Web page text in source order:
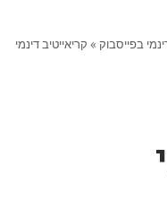
בפייסבוק » קריאייטיב דינמי